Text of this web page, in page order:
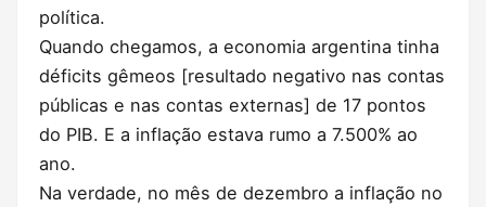
política.
Quando chegamos, a economia argentina tinha
déficits gêmeos [resultado negativo nas contas
públicas e nas contas externas] de 17 pontos
do PIB. E a inflação estava rumo a 7.500% ao
ano.
Na verdade, no mês de dezembro a inflação no